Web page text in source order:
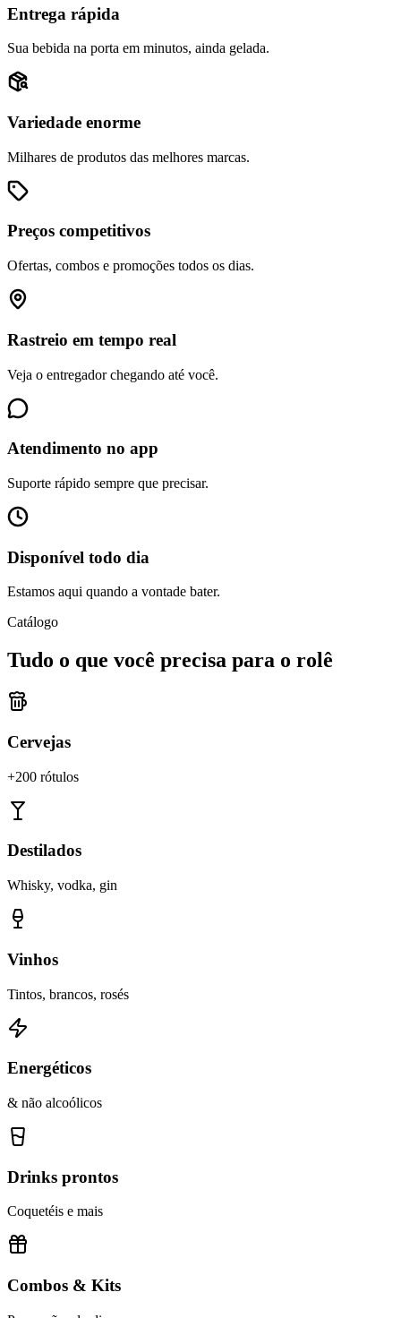
Entrega rápida
Sua bebida na porta em minutos, ainda gelada.
Variedade enorme
Milhares de produtos das melhores marcas.
Preços competitivos
Ofertas, combos e promoções todos os dias.
Rastreio em tempo real
Veja o entregador chegando até você.
Atendimento no app
Suporte rápido sempre que precisar.
Disponível todo dia
Estamos aqui quando a vontade bater.
Catálogo
Tudo o que você precisa para o rolê
Cervejas
+200 rótulos
Destilados
Whisky, vodka, gin
Vinhos
Tintos, brancos, rosés
Energéticos
& não alcoólicos
Drinks prontos
Coquetéis e mais
Combos & Kits